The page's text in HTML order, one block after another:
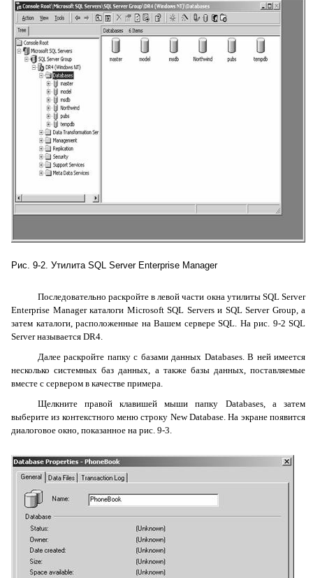
Рис. 9-2. Утилита SQL Server Enterprise Manager
Последовательно раскройте в левой части окна утилиты SQL Server
Enterprise Manager каталоги Microsoft SQL Servers и SQL Server Group, а
затем каталоги, расположенные на Вашем сервере SQL. На рис. 9-2 SQL
Serverназывается DR4.
Далее раскройте папку с базами данных Databases. В ней имеется
несколько системных баз данных, а также базы данных, поставляемые
вместе с сервером в качестве примера.
Щелкните правой клавишей мыши папку Databases, а затем
выберите из контекстного меню строку New Database. На экране появится
диалоговое окно, показанное на рис. 9-3.